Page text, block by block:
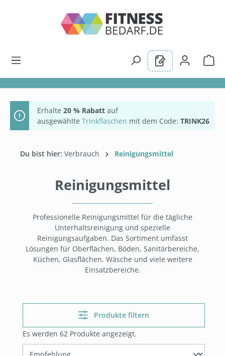
Erhalte 20 % Rabatt auf
ausgewählte Trinkflaschen mit dem Code: TRINK26
Du bist hier: Verbrauch Reinigungsmittel
Reinigungsmittel
Professionelle Reinigungsmittel für die tägliche
Unterhaltsreinigung und spezielle
Reinigungsaufgaben. Das Sortiment umfasst
Lösungen für Oberflächen, Böden, Sanitärbereiche,
Küchen, Glasflächen, Wäsche und viele weitere
Einsatzbereiche.
Produkte filtern
Es werden 62 Produkte angezeigt.